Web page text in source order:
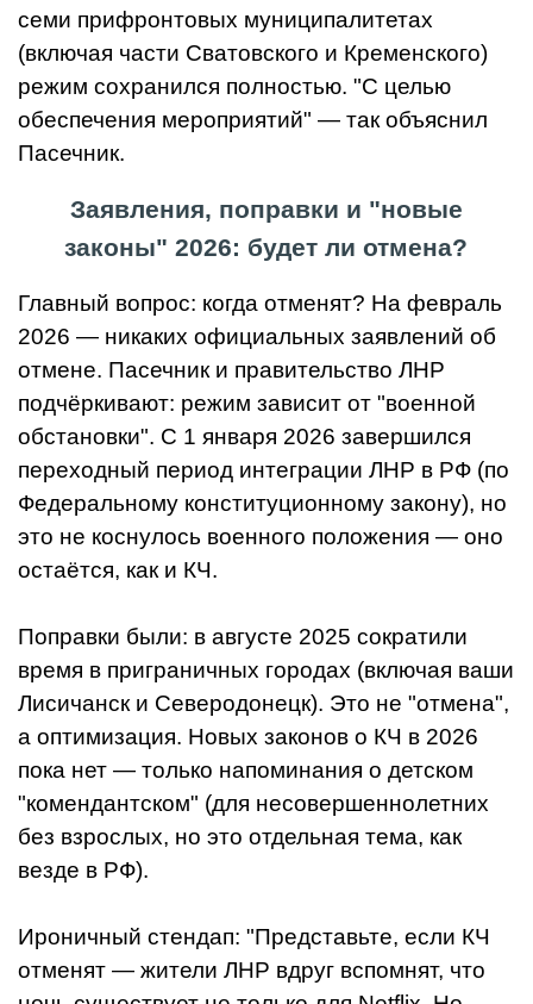
семи прифронтовых муниципалитетах
(включая части Сватовского и Кременского)
режим сохранился полностью. "С целью
обеспечения мероприятий" — так объяснил
Пасечник.
Заявления, поправки и "новые
законы" 2026: будет ли отмена?
Главный вопрос: когда отменят? На февраль
2026 — никаких официальных заявлений об
отмене. Пасечник и правительство ЛНР
подчёркивают: режим зависит от "военной
обстановки". С 1 января 2026 завершился
переходный период интеграции ЛНР в РФ (по
Федеральному конституционному закону), но
это не коснулось военного положения — оно
остаётся, как и КЧ.
Поправки были: в августе 2025 сократили
время в приграничных городах (включая ваши
Лисичанск и Северодонецк). Это не "отмена",
а оптимизация. Новых законов о КЧ в 2026
пока нет — только напоминания о детском
"комендантском" (для несовершеннолетних
без взрослых, но это отдельная тема, как
везде в РФ).
Ироничный стендап: "Представьте, если КЧ
отменят — жители ЛНР вдруг вспомнят, что